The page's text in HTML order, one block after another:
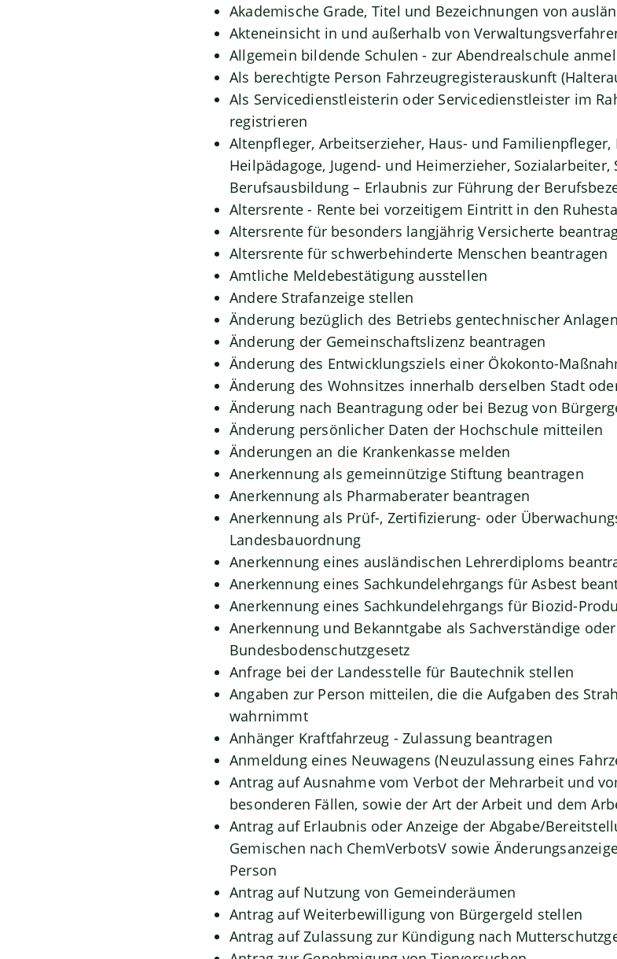
Akademische Grade, Titel und Bezeichnungen von
Akteneinsicht in und außerhalb von
Allgemein bildende Schulen - zur Abendrealschule
Als berechtigte Person Fahrzeugregisterauskunft
Als Servicedienstleisterin oder Servicedienstleister im
registrieren
Altenpfleger, Arbeitserzieher, Haus- und
Heilpädagoge, Jugend- und Heimerzieher,
Berufsausbildung – Erlaubnis zur Führung der
Altersrente - Rente bei vorzeitigem Eintritt in den
Altersrente für besonders langjährig Versicherte
Altersrente für schwerbehinderte Menschen beantragen
Amtliche Meldebestätigung ausstellen
Andere Strafanzeige stellen
Änderung bezüglich des Betriebs gentechnischer
Änderung der Gemeinschaftslizenz beantragen
Änderung des Entwicklungsziels einer Ökokonto-
Änderung des Wohnsitzes innerhalb derselben Stadt
Änderung nach Beantragung oder bei Bezug von
Änderung persönlicher Daten der Hochschule mitteilen
Änderungen an die Krankenkasse melden
Anerkennung als gemeinnützige Stiftung beantragen
Anerkennung als Pharmaberater beantragen
Anerkennung als Prüf-, Zertifizierung- oder
Landesbauordnung
Anerkennung eines ausländischen Lehrerdiploms
Anerkennung eines Sachkundelehrgangs für Asbest
Anerkennung eines Sachkundelehrgangs für Biozid-
Anerkennung und Bekanntgabe als Sachverständige
Bundesbodenschutzgesetz
Anfrage bei der Landesstelle für Bautechnik stellen
Angaben zur Person mitteilen, die die Aufgaben des
wahrnimmt
Anhänger Kraftfahrzeug - Zulassung beantragen
Anmeldung eines Neuwagens (Neuzulassung eines
Antrag auf Ausnahme vom Verbot der Mehrarbeit und
besonderen Fällen, sowie der Art der Arbeit und dem
Antrag auf Erlaubnis oder Anzeige der Abgabe/
Gemischen nach ChemVerbotsV sowie
Person
Antrag auf Nutzung von Gemeinderäumen
Antrag auf Weiterbewilligung von Bürgergeld stellen
Antrag auf Zulassung zur Kündigung nach